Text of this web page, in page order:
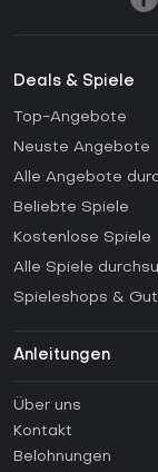
Deals & Spiele
Top-Angebote
Neuste Angebote
Alle Angebote
Beliebte Spiele
Kostenlose Spiele
Alle Spiele
Spieleshops &
Anleitungen
Anleitungen
Wie aktiviert man
Über uns
Kontakt
Belohnungen